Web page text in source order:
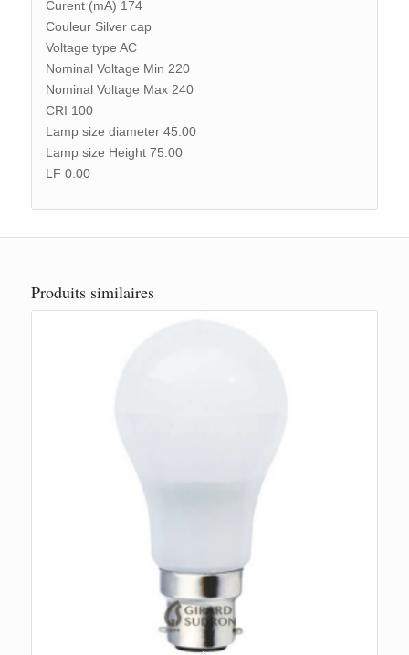
Curent (mA) 174
Couleur Silver cap
Voltage type AC
Nominal Voltage Min 220
Nominal Voltage Max 240
CRI 100
Lamp size diameter 45.00
Lamp size Height 75.00
LF 0.00
Produits similaires